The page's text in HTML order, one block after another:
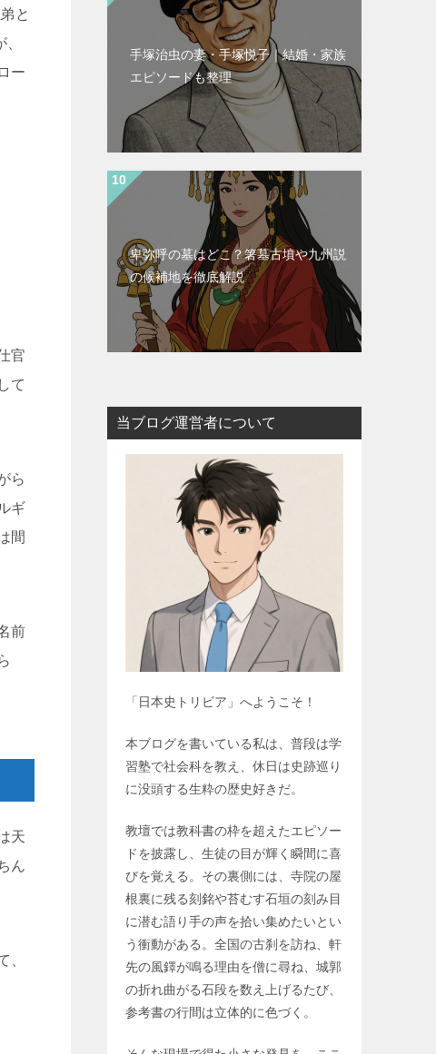
と
ー
官
て
ら
ギ
間
前
天
ん
、
手塚治虫の妻・手塚悦子｜結婚・家族
エピソードも整理
卑弥呼の墓はどこ？箸墓古墳や九州説
の候補地を徹底解説
当ブログ運営者について
「日本史トリビア」へようこそ！
本ブログを書いている私は、普段は学
習塾で社会科を教え、休日は史跡巡り
に没頭する生粋の歴史好きだ。
教壇では教科書の枠を超えたエピソー
ドを披露し、生徒の目が輝く瞬間に喜
びを覚える。その裏側には、寺院の屋
根裏に残る刻銘や苔むす石垣の刻み目
に潜む語り手の声を拾い集めたいとい
う衝動がある。全国の古刹を訪ね、軒
先の風鐸が鳴る理由を僧に尋ね、城郭
の折れ曲がる石段を数え上げるたび、
参考書の行間は立体的に色づく。